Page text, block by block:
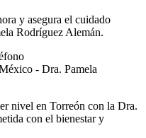
y asegura el cuidado
Rodríguez Alemán.
nivel en Torreón con la Dra.
con el bienestar y